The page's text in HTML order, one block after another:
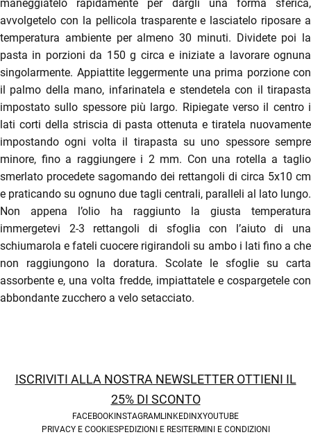
maneggiatelo rapidamente per dargli una forma sferica,
avvolgetelo con la pellicola trasparente e lasciatelo riposare a
temperatura ambiente per almeno 30 minuti. Dividete poi la
pasta in porzioni da 150 g circa e iniziate a lavorare ognuna
singolarmente. Appiattite leggermente una prima porzione con
il palmo della mano, infarinatela e stendetela con il tirapasta
impostato sullo spessore più largo. Ripiegate verso il centro i
lati corti della striscia di pasta ottenuta e tiratela nuovamente
impostando ogni volta il tirapasta su uno spessore sempre
minore, fino a raggiungere i 2 mm. Con una rotella a taglio
smerlato procedete sagomando dei rettangoli di circa 5x10 cm
e praticando su ognuno due tagli centrali, paralleli al lato lungo.
Non appena l’olio ha raggiunto la giusta temperatura
immergetevi 2-3 rettangoli di sfoglia con l’aiuto di una
schiumarola e fateli cuocere rigirandoli su ambo i lati fino a che
non raggiungono la doratura. Scolate le sfoglie su carta
assorbente e, una volta fredde, impiattatele e cospargetele con
abbondante zucchero a velo setacciato.
ISCRIVITI ALLA NOSTRA NEWSLETTER OTTIENI IL
25% DI SCONTO
FACEBOOK INSTAGRAM LINKEDINXYOUTUBE
PRIVACY E COOKIESPEDIZIONI E RESI TERMINI E CONDIZIONI